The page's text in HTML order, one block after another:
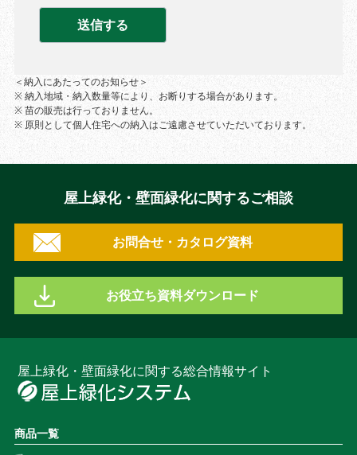
＜納入にあたってのお知らせ＞
※ 納入地域・納入数量等により、お断りする場合があります。
※ 苗の販売は行っておりません。
※ 原則として個人住宅への納入はご遠慮させていただいております。
屋上緑化・壁面緑化に関するご相談
お問合せ・カタログ資料
お役立ち資料ダウンロード
屋上緑化・壁面緑化に関する総合情報サイト
商品一覧